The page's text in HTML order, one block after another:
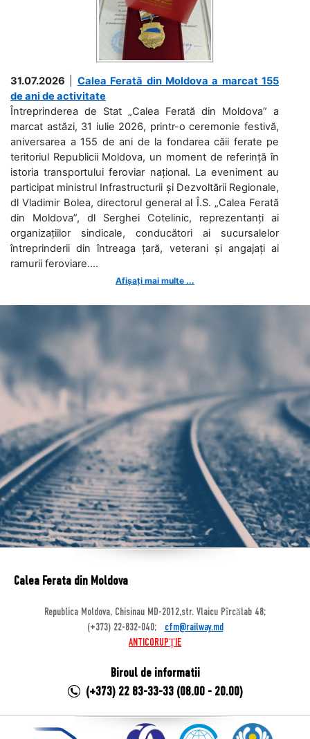
31.07.2026
Calea Ferată din Moldova a marcat 155
de ani de activitate
Întreprinderea de Stat „Calea Ferată din Moldova” a
marcat astăzi, 31 iulie 2026, printr-o ceremonie festivă,
aniversarea a 155 de ani de la fondarea căii ferate pe
teritoriul Republicii Moldova, un moment de referință în
istoria transportului feroviar național. La eveniment au
participat ministrul Infrastructurii și Dezvoltării Regionale,
dl Vladimir Bolea, directorul general al Î.S. „Calea Ferată
din Moldova”, dl Serghei Cotelinic, reprezentanți ai
organizațiilor sindicale, conducători ai sucursalelor
întreprinderii din întreaga țară, veterani și angajați ai
ramurii feroviare....
Afișați mai multe ...
Calea Ferata din Moldova
Republica Moldova, Chisinau MD-2012,str. Vlaicu Pîrcălab 48;
(+373) 22-832-040;
cfm@railway.md
ANTICORUPȚIE
Biroul de informatii
(+373) 22 83-33-33 (08.00 - 20.00)